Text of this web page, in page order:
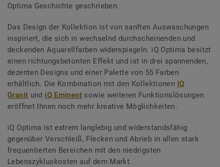
Optima Geschichte geschrieben.
Das Design der Kollektion ist von sanften Auswaschungen
inspiriert, die sich in wechselnd durchscheinenden und
deckenden Aquarellfarben widerspiegeln. iQ Optima besitzt
einen richtungsbetonten Effekt und ist in drei spannenden,
dezenten Designs und einer Palette von 55 Farben
erhältlich. Die Kombination mit den Kollektionen iQ
Granit und iQ Eminent sowie weiteren Funktionslösungen
eröffnet Ihnen noch mehr kreative Möglichkeiten.
iQ Optima ist extrem langlebig und widerstandsfähig
gegenüber Verschleiß, Flecken und Abrieb in allen stark
frequentierten Bereichen mit den niedrigsten
Lebenszykluskosten auf dem Markt.